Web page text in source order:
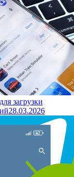
загрузки
28.03.2026